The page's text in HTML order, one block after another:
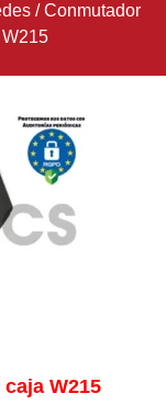
/Conmutador
W215